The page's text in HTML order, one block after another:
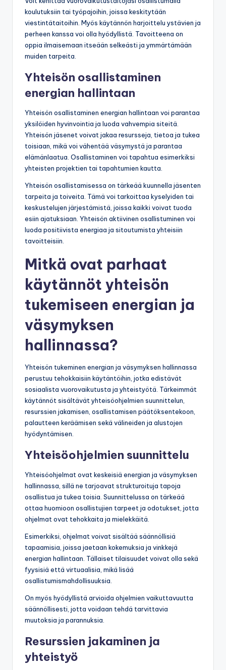
koulutuksiin tai työpajoihin, joissa keskitytään
viestintätaitoihin. Myös käytännön harjoittelu ystävien ja
perheen kanssa voi olla hyödyllistä. Tavoitteena on
oppia ilmaisemaan itseään selkeästi ja ymmärtämään
muiden tarpeita.
Yhteisön osallistaminen
energian hallintaan
Yhteisön osallistaminen energian hallintaan voi parantaa
yksilöiden hyvinvointia ja luoda vahvempia siteitä.
Yhteisön jäsenet voivat jakaa resursseja, tietoa ja tukea
toisiaan, mikä voi vähentää väsymystä ja parantaa
elämänlaatua. Osallistaminen voi tapahtua esimerkiksi
yhteisten projektien tai tapahtumien kautta.
Yhteisön osallistamisessa on tärkeää kuunnella jäsenten
tarpeita ja toiveita. Tämä voi tarkoittaa kyselyiden tai
keskustelujen järjestämistä, joissa kaikki voivat tuoda
esiin ajatuksiaan. Yhteisön aktiivinen osallistuminen voi
luoda positiivista energiaa ja sitoutumista yhteisiin
tavoitteisiin.
Mitkä ovat parhaat
käytännöt yhteisön
tukemiseen energian ja
väsymyksen
hallinnassa?
Yhteisön tukeminen energian ja väsymyksen hallinnassa
perustuu tehokkaisiin käytäntöihin, jotka edistävät
sosiaalista vuorovaikutusta ja yhteistyötä. Tärkeimmät
käytännöt sisältävät yhteisöohjelmien suunnittelun,
resurssien jakamisen, osallistamisen päätöksentekoon,
palautteen keräämisen sekä välineiden ja alustojen
hyödyntämisen.
Yhteisöohjelmien suunnittelu
Yhteisöohjelmat ovat keskeisiä energian ja väsymyksen
hallinnassa, sillä ne tarjoavat strukturoituja tapoja
osallistua ja tukea toisia. Suunnittelussa on tärkeää
ottaa huomioon osallistujien tarpeet ja odotukset, jotta
ohjelmat ovat tehokkaita ja mielekkäitä.
Esimerkiksi, ohjelmat voivat sisältää säännöllisiä
tapaamisia, joissa jaetaan kokemuksia ja vinkkejä
energian hallintaan. Tällaiset tilaisuudet voivat olla sekä
fyysisiä että virtuaalisia, mikä lisää
osallistumismahdollisuuksia.
On myös hyödyllistä arvioida ohjelmien vaikuttavuutta
säännöllisesti, jotta voidaan tehdä tarvittavia
muutoksia ja parannuksia.
Resurssien jakaminen ja
yhteistyö